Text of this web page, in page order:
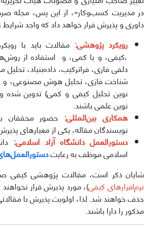
در مدیریت کسب‌وکار»، از این پس، مجله
داوری و پذیرش قرار خواهد داد که واجد شرایط
رویکرد پژوهشی: مقالات باید با
،کیفی، و یا کمی، و استفاده از
دلفی فازی، فراترکیب، داده‌بنیاد،
شناخت فازی، تحلیل هوش مصنوعی، و
نوین تحلیل کیفی و کمی) تدوین شده و
نوین علمی باشند.
همکاری بین‌المللی: حضور محققان
نویسندگان مقاله، یکی از معیارهای
دستورالعمل دانشگاه آزاد اسلامی:
اسلامی موظف به رعایتدستورالعمل‌های
شایان ذکر است، مقالات پژوهشی کیفی
نرم‌افزارهای کیفی)، مورد پذیرش قرار
حذف خواهند شد. لذا، اولویت پذیرش با
مذکور را دارا باشند.